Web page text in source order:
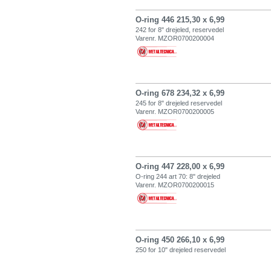
O-ring 446 215,30 x 6,99
242 for 8" drejeled, reservedel
Varenr. MZOR0700200004
O-ring 678 234,32 x 6,99
245 for 8" drejeled reservedel
Varenr. MZOR0700200005
O-ring 447 228,00 x 6,99
O-ring 244 art 70: 8" drejeled
Varenr. MZOR0700200015
O-ring 450 266,10 x 6,99
250 for 10" drejeled reservedel